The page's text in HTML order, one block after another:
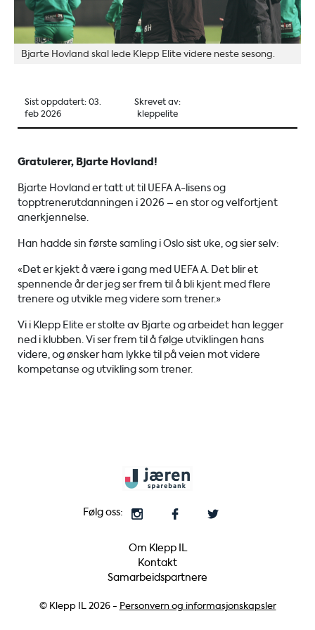
Bjarte Hovland skal lede Klepp Elite videre neste sesong.
Sist oppdatert: 03.
feb 2026
Skrevet av:
kleppelite
Gratulerer, Bjarte Hovland!
Bjarte Hovland er tatt ut til UEFA A-lisens og
topptrenerutdanningen i 2026 – en stor og velfortjent
anerkjennelse.
Han hadde sin første samling i Oslo sist uke, og sier selv:
«Det er kjekt å være i gang med UEFA A. Det blir et
spennende år der jeg ser frem til å bli kjent med flere
trenere og utvikle meg videre som trener.»
Vi i Klepp Elite er stolte av Bjarte og arbeidet han legger
ned i klubben. Vi ser frem til å følge utviklingen hans
videre, og ønsker ham lykke til på veien mot videre
kompetanse og utvikling som trener.
Følg oss:
Om Klepp IL
Kontakt
Samarbeidspartnere
© Klepp IL 2026 - Personvern og informasjonskapsler